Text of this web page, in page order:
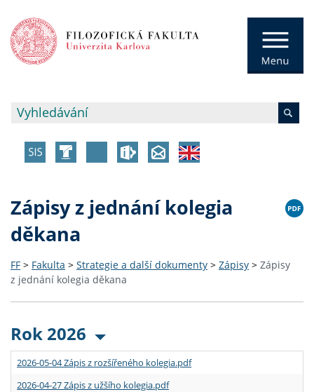
Zápisy z jednání kolegia
děkana
FF > Fakulta > Strategie a další dokumenty > Zápisy > Zápisy
z jednání kolegia děkana
Rok 2026
2026-05-04 Zápis z rozšířeného kolegia.pdf
2026-04-27 Zápis z užšího kolegia.pdf